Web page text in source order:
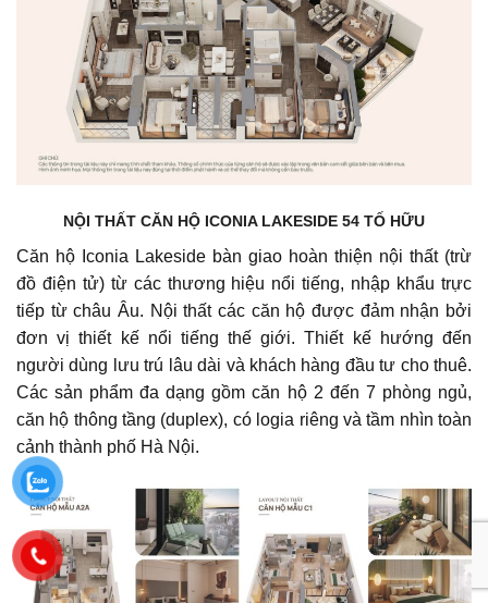
NỘI THẤT CĂN HỘ ICONIA LAKESIDE 54 TỐ HỮU
Căn hộ Iconia Lakeside bàn giao hoàn thiện nội thất (trừ
đồ điện tử) từ các thương hiệu nổi tiếng, nhập khẩu trực
tiếp từ châu Âu. Nội thất các căn hộ được đảm nhận bởi
đơn vị thiết kế nổi tiếng thế giới. Thiết kế hướng đến
người dùng lưu trú lâu dài và khách hàng đầu tư cho thuê.
Các sản phẩm đa dạng gồm căn hộ 2 đến 7 phòng ngủ,
căn hộ thông tầng (duplex), có logia riêng và tầm nhìn toàn
cảnh thành phố Hà Nội.